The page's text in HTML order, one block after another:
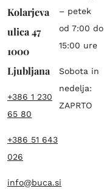
Kolarjeva
ulica 47
1000
Ljubljana
+386 1 230
65 80
+386 51 643
026
info@buca.si
– petek
od 7:00 do
15:00 ure
Sobota in
nedelja:
ZAPRTO